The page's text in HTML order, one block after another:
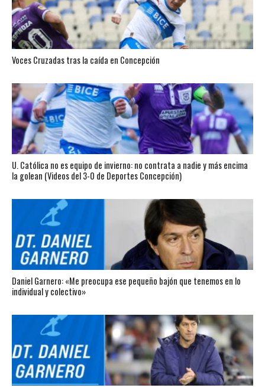
Voces Cruzadas tras la caída en Concepción
U. Católica no es equipo de invierno: no contrata a nadie y más encima
la golean (Videos del 3-0 de Deportes Concepción)
Daniel Garnero: «Me preocupa ese pequeño bajón que tenemos en lo
individual y colectivo»